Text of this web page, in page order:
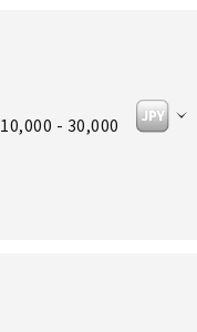
10,000 - 30,000